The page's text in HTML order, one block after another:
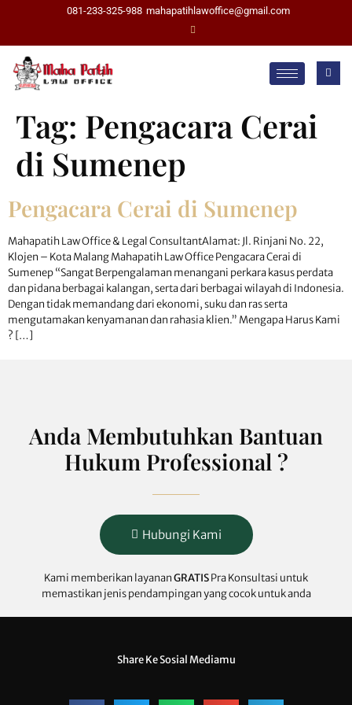
081-233-325-988 mahapatihlawoffice@gmail.com
Tag: Pengacara Cerai
di Sumenep
Pengacara Cerai di Sumenep
Mahapatih Law Office & Legal ConsultantAlamat: Jl. Rinjani No. 22,
Klojen – Kota Malang Mahapatih Law Office Pengacara Cerai di
Sumenep “Sangat Berpengalaman menangani perkara kasus perdata
dan pidana berbagai kalangan, serta dari berbagai wilayah di Indonesia.
Dengan tidak memandang dari ekonomi, suku dan ras serta
mengutamakan kenyamanan dan rahasia klien.” Mengapa Harus Kami
? […]
Anda Membutuhkan Bantuan
Hukum Professional ?
Hubungi Kami
Kami memberikan layananGRATISPra Konsultasi untuk
memastikan jenis pendampingan yang cocok untuk anda
Share Ke Sosial Mediamu